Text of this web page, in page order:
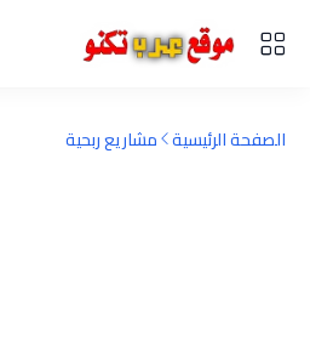
الصفحة الرئيسية مشاريع ربحية